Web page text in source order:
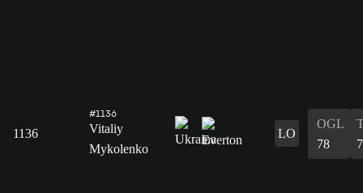
1136
#1136
Vitaliy
Mykolenko
LO
OGL
78